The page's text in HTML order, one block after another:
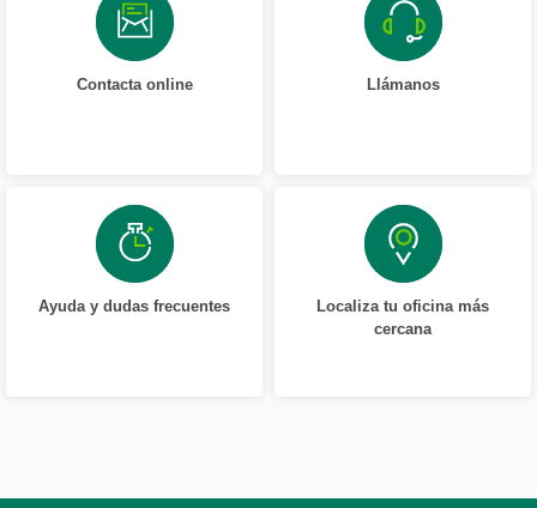
Contacta online Llámanos
Ayuda y dudas frecuentes
Localiza tu oficina más
cercana